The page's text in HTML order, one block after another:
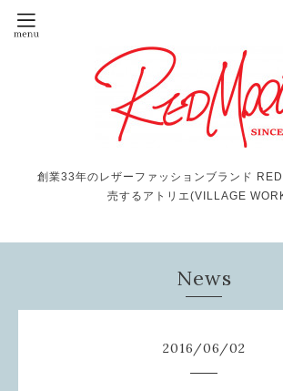
創業33年のレザーファッションブランド
売するアトリエ(VILLAGE
News
2016/06/02